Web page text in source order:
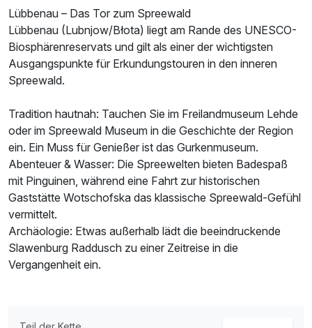
Ausstattung
Für 3 Tage p.P. ab175,00 €
Lübbenau – Das Tor zum Spreewald
Lübbenau (Lubnjow/Błota) liegt am Rande des UNESCO-
Biosphärenreservats und gilt als einer der wichtigsten
Ausgangspunkte für Erkundungstouren in den inneren
Spreewald.
Tradition hautnah: Tauchen Sie im Freilandmuseum Lehde
oder im Spreewald Museum in die Geschichte der Region
ein. Ein Muss für Genießer ist das Gurkenmuseum.
Abenteuer & Wasser: Die Spreewelten bieten Badespaß
mit Pinguinen, während eine Fahrt zur historischen
Gaststätte Wotschofska das klassische Spreewald-Gefühl
vermittelt.
Archäologie: Etwas außerhalb lädt die beeindruckende
Slawenburg Raddusch zu einer Zeitreise in die
Vergangenheit ein.